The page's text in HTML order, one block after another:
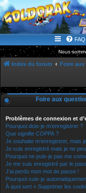
le site de la Lune Rouge
FAQ
Nous
Index du forum Foire
Foire aux
Problèmes de connexion et
Pourquoi dois-je m’enregistrer ?
Que signifie COPPA ?
Je souhaite m’enregistrer, mais
Je suis enregistré mais je ne
Pourquoi ne puis-je pas me
Je me suis enregistré par le
J’ai perdu mon mot de passe !
Pourquoi suis-je
À quoi sert « Supprimer les